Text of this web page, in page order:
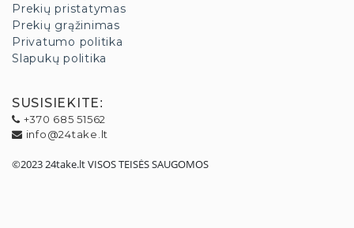
Prekių pristatymas
Prekių grąžinimas
Privatumo politika
Slapukų politika
SUSISIEKITE:
+370 685 51562
info@24take.lt
©2023 24take.lt VISOS TEISĖS SAUGOMOS